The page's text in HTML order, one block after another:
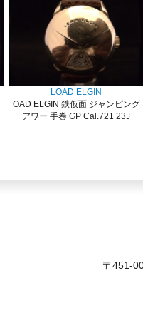
LOAD ELGIN
OAD ELGIN 鉄仮面 ジャンピング
アワー 手巻 GP Cal.721 23J
〒451-